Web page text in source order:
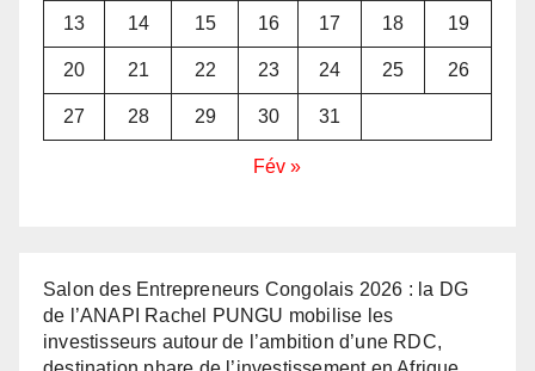
13 14 15 16 17 18 19
20 21 22 23 24 25 26
27 28 29 30 31
Fév »
Salon des Entrepreneurs Congolais 2026 : la DG
de l’ANAPI Rachel PUNGU mobilise les
investisseurs autour de l’ambition d’une RDC,